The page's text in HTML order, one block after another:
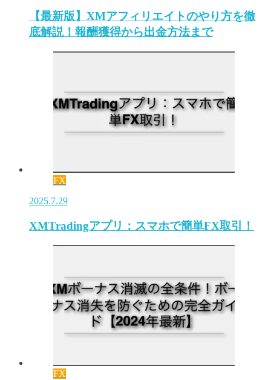
【最新版】XMアフィリエイトのやり方を徹
底解説！報酬獲得から出金方法まで
FX
2025.7.29
XMTradingアプリ：スマホで簡単FX取引！
FX